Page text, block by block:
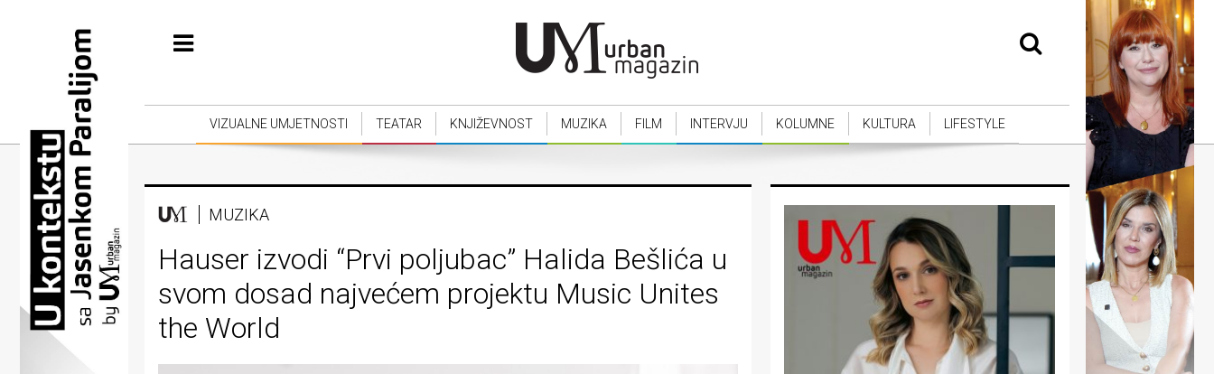
Vizualne
umjetnosti
Teatar
Književnost
Muzika
Film
Intervju
Kolumne
VIZUALNE UMJETNOSTI TEATAR KNJIŽEVNOST MUZIKA FILM INTERVJU KOLUMNE KULTURA LIFESTYLE
MUZIKA
Hauser izvodi “Prvi poljubac” Halida Bešlića u
svom dosad najvećem projektu Music Unites
the World